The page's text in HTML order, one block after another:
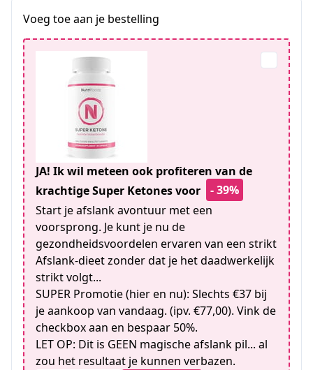
Voeg toe aan je bestelling
JA! Ik wil meteen ook profiteren van de
krachtige Super Ketones voor
- 39%
Start je afslank avontuur met een
voorsprong. Je kunt je nu de
gezondheidsvoordelen ervaren van een strikt
Afslank-dieet zonder dat je het daadwerkelijk
strikt volgt...
SUPER Promotie (hier en nu): Slechts €37 bij
je aankoop van vandaag. (ipv. €77,00). Vink de
checkbox aan en bespaar 50%.
LET OP: Dit is GEEN magische afslank pil... al
zou het resultaat je kunnen verbazen.